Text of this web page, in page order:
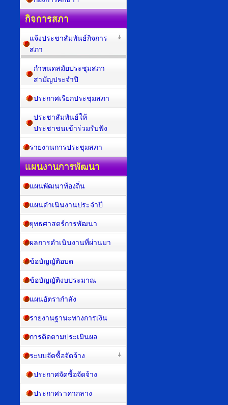
กิจการสภา
แจ้งประชาสัมพันธ์กิจการ
สภา
กำหนดสมัยประชุมสภา
สามัญประจำปี
ประกาศเรียกประชุมสภา
ประชาสัมพันธ์ให้
ประชาชนเข้าร่วมรับฟัง
รายงานการประชุมสภา
แผนงานการพัฒนา
แผนพัฒนาท้องถิ่น
แผนดำเนินงานประจำปี
ยุทธศาสตร์การพัฒนา
ผลการดำเนินงานที่ผ่านมา
ข้อบัญญัติอบต
ข้อบัญญัติงบประมาณ
แผนอัตรากำลัง
รายงานฐานะทางการเงิน
การติดตามประเมินผล
ระบบจัดซื้อจัดจ้าง
ประกาศจัดซื้อจัดจ้าง
ประกาศราคากลาง